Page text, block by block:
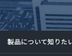
製品について知りた